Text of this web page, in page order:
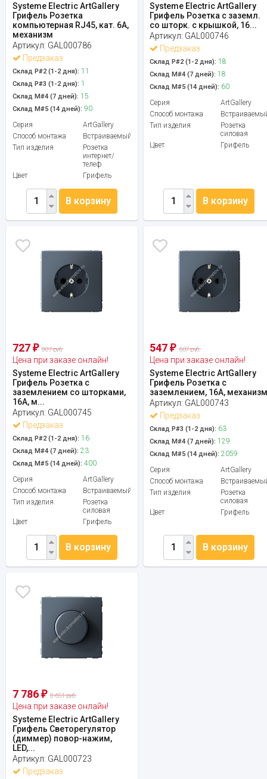
Systeme Electric ArtGallery
Грифель Розетка
компьютерная RJ45, кат. 6A,
механизм
Артикул: GAL000786
Предзаказ
Склад Р#2 (1-2 дня): 11
Склад Р#3 (1-2 дня): 1
Склад М#4 (7 дней): 15
Склад М#5 (14 дней): 90
Серия
ArtGallery
Способ монтажа
Встраиваемый
Тип изделия
Розетка
интернет/
телеф
Цвет
Грифель
В корзину
Systeme Electric ArtGallery
Грифель Розетка с заземл.
со шторк. с крышкой, 16...
Артикул: GAL000746
Предзаказ
Склад Р#2 (1-2 дня): 18
Склад М#4 (7 дней): 18
Склад М#5 (14 дней): 60
Серия
ArtGallery
Способ монтажа
Тип изделия
Розетка
силовая
Цвет
Грифель
В корзину
727 ₽ 807 руб.
Цена при заказе онлайн!
Systeme Electric ArtGallery
Грифель Розетка с
заземлением со шторками,
16А, м...
Артикул: GAL000745
Предзаказ
Склад Р#2 (1-2 дня): 16
Склад М#4 (7 дней): 23
Склад М#5 (14 дней): 400
Серия
ArtGallery
Способ монтажа
Встраиваемый
Тип изделия
Розетка
силовая
Цвет
Грифель
В корзину
547₽ 607 руб.
Цена при заказе онлайн!
Systeme Electric ArtGallery
Грифель Розетка с
заземлением, 16А,
Артикул: GAL000743
Предзаказ
Склад Р#3 (1-2 дня): 63
Склад М#4 (7 дней): 129
Склад М#5 (14 дней): 2059
Серия
ArtGallery
Способ монтажа
Тип изделия
Розетка
силовая
Цвет
Грифель
В корзину
7 786 ₽ 8 651 руб.
Цена при заказе онлайн!
Systeme Electric ArtGallery
Грифель Светорегулятор
(диммер) повор-нажим,
LED,...
Артикул: GAL000723
Предзаказ